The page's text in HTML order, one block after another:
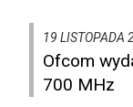
19 LISTOPADA
Ofcom
700 MHz